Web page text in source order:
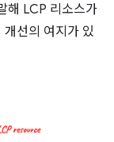
해 LCP 리소스가
선의 여지가 있